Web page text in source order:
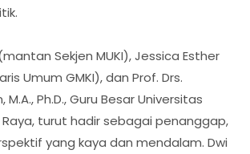
Sekjen MUKI), Jessica Esther
Umum GMKI), dan Prof. Drs.
Ph.D., Guru Besar Universitas
Raya, turut hadir sebagai penanggap,
yang kaya dan mendalam. Dwi